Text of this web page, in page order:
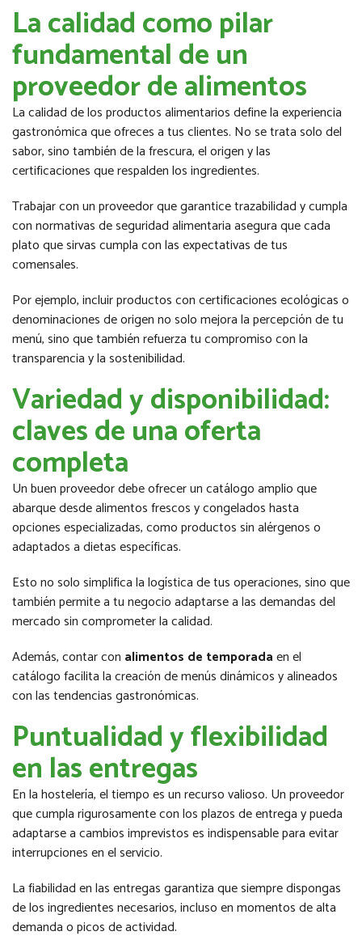
La calidad como pilar
fundamental de un
proveedor de alimentos
La calidad de los productos alimentarios define la experiencia
gastronómica que ofreces a tus clientes. No se trata solo del
sabor, sino también de la frescura, el origen y las
certificaciones que respalden los ingredientes.
Trabajar con un proveedor que garantice trazabilidad y cumpla
con normativas de seguridad alimentaria asegura que cada
plato que sirvas cumpla con las expectativas de tus
comensales.
Por ejemplo, incluir productos con certificaciones ecológicas o
denominaciones de origen no solo mejora la percepción de tu
menú, sino que también refuerza tu compromiso con la
transparencia y la sostenibilidad.
Variedad y disponibilidad:
claves de una oferta
completa
Un buen proveedor debe ofrecer un catálogo amplio que
abarque desde alimentos frescos y congelados hasta
opciones especializadas, como productos sin alérgenos o
adaptados a dietas específicas.
Esto no solo simplifica la logística de tus operaciones, sino que
también permite a tu negocio adaptarse a las demandas del
mercado sin comprometer la calidad.
Además, contar con alimentos de temporadaen el
catálogo facilita la creación de menús dinámicos y alineados
con las tendencias gastronómicas.
Puntualidad y flexibilidad
en las entregas
En la hostelería, el tiempo es un recurso valioso. Un proveedor
que cumpla rigurosamente con los plazos de entrega y pueda
adaptarse a cambios imprevistos es indispensable para evitar
interrupciones en el servicio.
La fiabilidad en las entregas garantiza que siempre dispongas
de los ingredientes necesarios, incluso en momentos de alta
demanda o picos de actividad.